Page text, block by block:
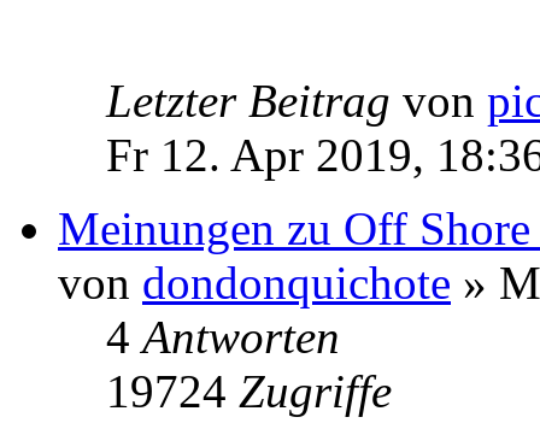
Letzter Beitrag von
Fr 12. Apr 2019,
Meinungen zu Off Shore
von dondonquichote »
4Antworten
19724 Zugriffe